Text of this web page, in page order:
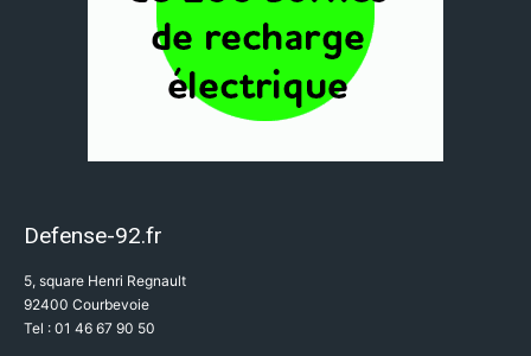
Defense-92.fr
5, square Henri Regnault
92400 Courbevoie
Tel : 01 46 67 90 50